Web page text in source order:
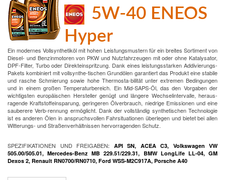
5W-40 ENEOS
Hyper
Ein modernes Vollsynthetiköl mit hohen Leistungsmustern für ein breites Sortiment von
Diesel- und Benzinmotoren von PKW und Nutzfahrzeugen mit oder ohne Katalysator,
DPF-Filter, Turbo oder Direkteinspritzung. Dank eines leistungsstarken Addivierungs-
Pakets kombiniert mit vollsynthe-tischen Grundölen garantiert das Produkt eine stabile
und rasche Schmierung sowie hohe Thermosta-bilität unter extremen Bedingungen
und in einem großen Temperaturbereich. Ein Mid-SAPS-Öl, das den Vorgaben der
wichtigsten europäischen Hersteller genügt und längere Wechselintervalle, heraus-
ragende Kraftstoffeinsparung, geringeren Ölverbrauch, niedrige Emissionen und eine
sauberere Verb-rennung ermöglicht. Dank der vollständig synthetischen Technologie
ist es anderen Ölen in anspruchsvollen Fahrsituationen überlegen und bietet bei allen
Witterungs- und Straßenverhältnissen hervorragenden Schutz.
SPEZIFIKATIONEN UND FREIGABEN: API SN, ACEA C3, Volkswagen VW
505.00/505.01, Mercedes-Benz MB 229.51/229.31, BMW LongLife LL-04, GM
Dexos 2, Renault RN0700/RN0710, Ford WSS-M2C917A, Porsche A40